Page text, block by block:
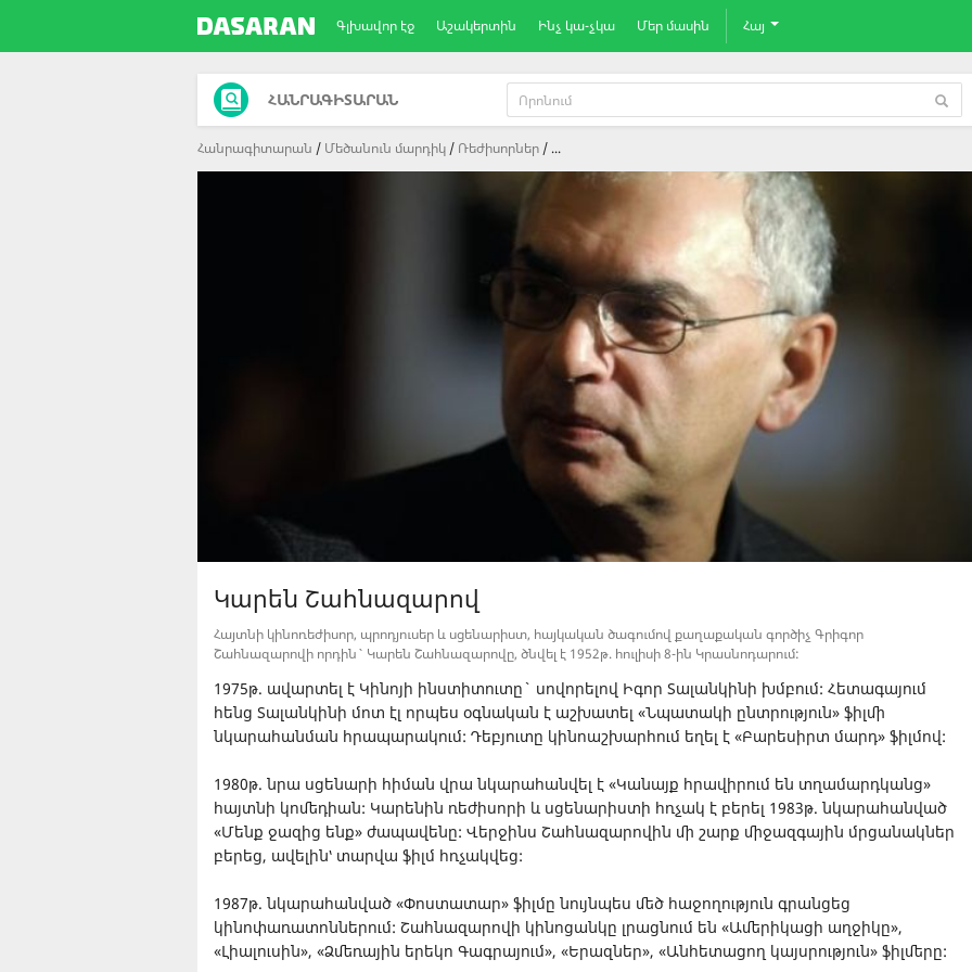
Գլխավոր էջ Աշակերտին Ինչ կա-չկա Մեր մասին Հայ
ՀԱՆՐԱԳԻՏԱՐԱՆ
Հանրագիտարան Մեծանուն մարդիկ Ռեժիսորներ ...
Կարեն Շահնազարով
Հայտնի կինոռեժիսոր, պրոդյուսեր և սցենարիստ, հայկական ծագումով քաղաքական գործիչ Գրիգոր
Շահնազարովի որդին` Կարեն Շահնազարովը, ծնվել է 1952թ. հուլիսի 8-ին Կրասնոդարում:
1975թ. ավարտել է Կինոյի ինստիտուտը` սովորելով Իգոր Տալանկինի խմբում: Հետագայում
հենց Տալանկինի մոտ էլ որպես օգնական է աշխատել «Նպատակի ընտրություն» ֆիլմի
նկարահանման հրապարակում: Դեբյուտը կինոաշխարհում եղել է «Բարեսիրտ մարդ» ֆիլմով:
1980թ. նրա սցենարի հիման վրա նկարահանվել է «Կանայք հրավիրում են տղամարդկանց»
հայտնի կոմեդիան: Կարենին ռեժիսորի և սցենարիստի հռչակ է բերել 1983թ. նկարահանված
«Մենք ջազից ենք» ժապավենը: Վերջինս Շահնազարովին մի շարք միջազգային մրցանակներ
բերեց, ավելին՝ տարվա ֆիլմ հռչակվեց:
1987թ. նկարահանված «Փոստատար» ֆիլմը նույնպես մեծ հաջողություն գրանցեց
կինոփառատոններում: Շահնազարովի կինոցանկը լրացնում են «Ամերիկացի աղջիկը»,
«Լիալուսին», «Ձմեռային երեկո Գագրայում», «Երազներ», «Անհետացող կայսրություն» ֆիլմերը: